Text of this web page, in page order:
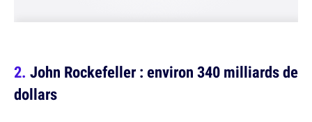
John Rockefeller : environ 340 milliards de
dollars